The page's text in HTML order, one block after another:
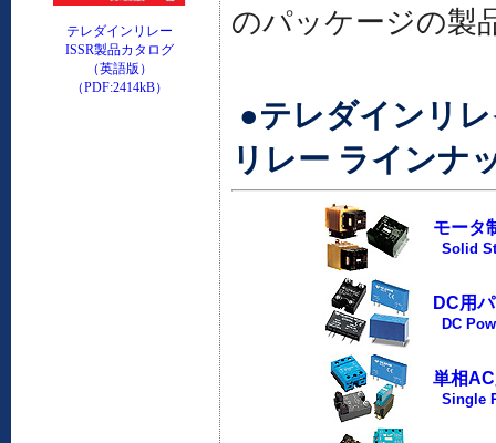
テレダインリレー
ISSR製品カタログ
（英語版）
（PDF:2414kB）
のパッケージの製
●テレダインリ
リレー ラインナ
モータ
Solid
DC用
DC
単相
Single